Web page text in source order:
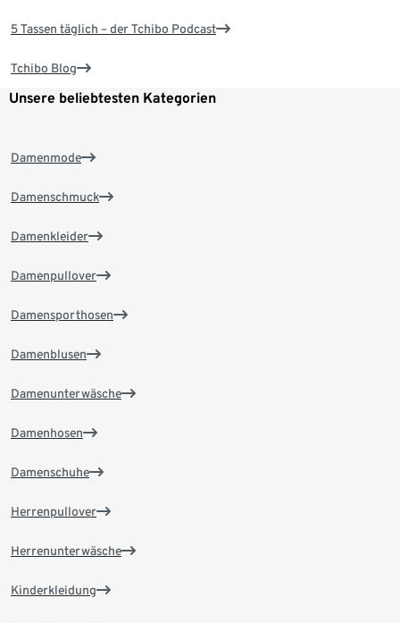
5 Tassen täglich – der Tchibo Podcast
Tchibo Blog
Unsere beliebtesten Kategorien
Damenmode
Damenschmuck
Damenkleider
Damenpullover
Damensporthosen
Damenblusen
Damenunterwäsche
Damenhosen
Damenschuhe
Herrenpullover
Herrenunterwäsche
Kinderkleidung